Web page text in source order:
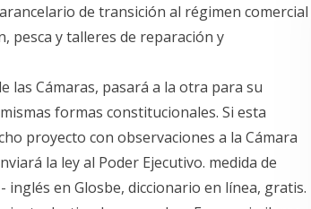
de transición al régimen comercial
pesca y talleres de reparación y
las Cámaras, pasará a la otra para su
formas constitucionales. Si esta
proyecto con observaciones a la Cámara
la ley al Poder Ejecutivo. medida de
en Glosbe, diccionario en línea, gratis.